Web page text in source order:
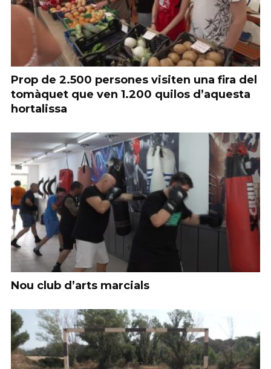
Prop de 2.500 persones visiten una fira del
tomàquet que ven 1.200 quilos d’aquesta
hortalissa
Nou club d’arts marcials